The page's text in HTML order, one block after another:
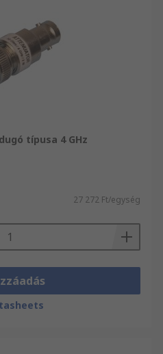
típusa 4 GHz
27 272 Ft/egység